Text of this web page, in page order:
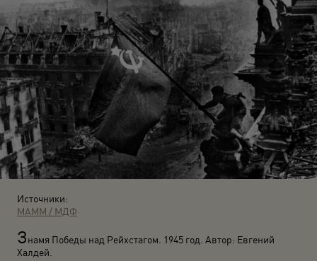
Источники:
МАММ / МДФ
Знамя Победы над Рейхстагом. 1945 год. Автор: Евгений
Халдей.